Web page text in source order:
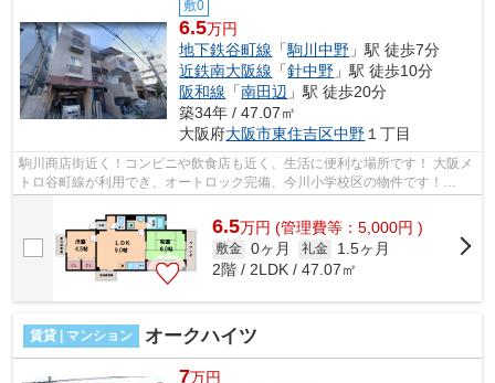
敷0
6.5万円
地下鉄谷町線 「駒川中野 」駅 徒歩7分
近鉄南大阪線 「針中野 」駅 徒歩10分
阪和線 「南田辺 」駅 徒歩20分
築34年 / 47.07㎡
大阪府大阪市東住吉区中野 １丁目
駒川商店街近く！コンビニや飲食店も近く、生活に便利な場所です！ 大阪メ
トロ谷町線が利用でき、オートロック完備、今川小学校区の物件です！
■□■□■□■□■□■□■□■□■□■□■□■□■□■□■□■□■□■...
6.5万円 (管理費等：5,000円 )
敷金 0ヶ月 礼金
1.5ヶ月
2階 / 2LDK / 47.07㎡
賃貸 | マンション オークハイツ
7万円